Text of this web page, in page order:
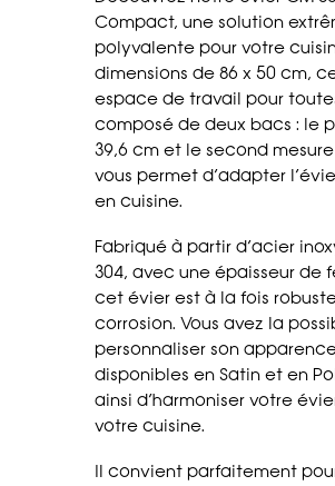
Compact, une solution
polyvalente pour votre
dimensions de 86 x 50 cm,
espace de travail pour
composé de deux bacs : le
39,6 cm et le second mesure
vous permet d’adapter
en cuisine.
Fabriqué à partir d’acier
304, avec une épaisseur de
cet évier est à la fois
corrosion. Vous avez la
personnaliser son
disponibles en Satin et en
ainsi d’harmoniser votre
votre cuisine.
Il convient parfaitement